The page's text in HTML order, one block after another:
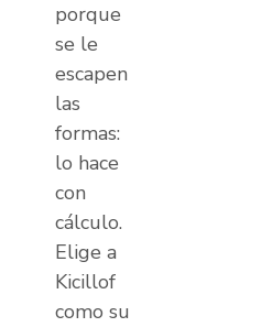
porque
se le
escapen
las
formas:
lo hace
con
cálculo.
Elige a
Kicillof
como su